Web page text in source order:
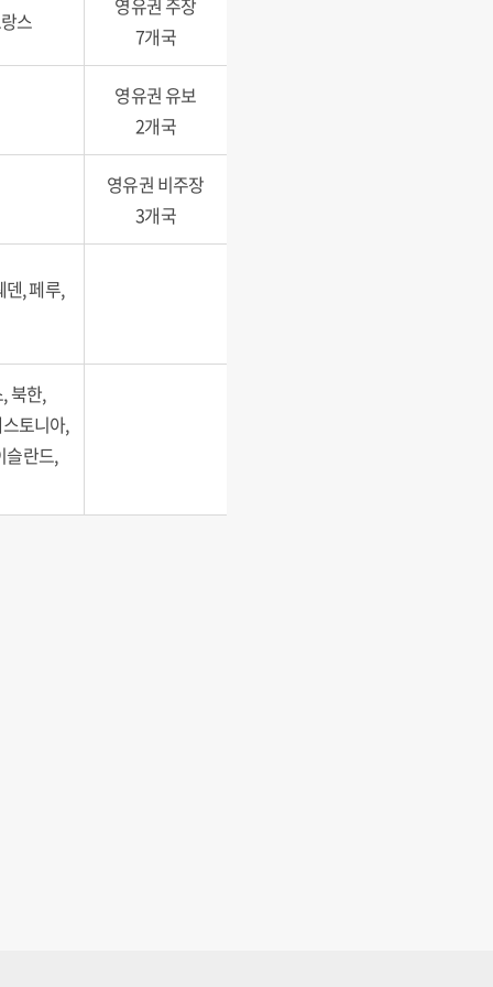
스
영유권 주장
7개국
영유권 유보
2개국
영유권 비주장
3개국
덴, 페루,
북한,
토니아,
슬란드,